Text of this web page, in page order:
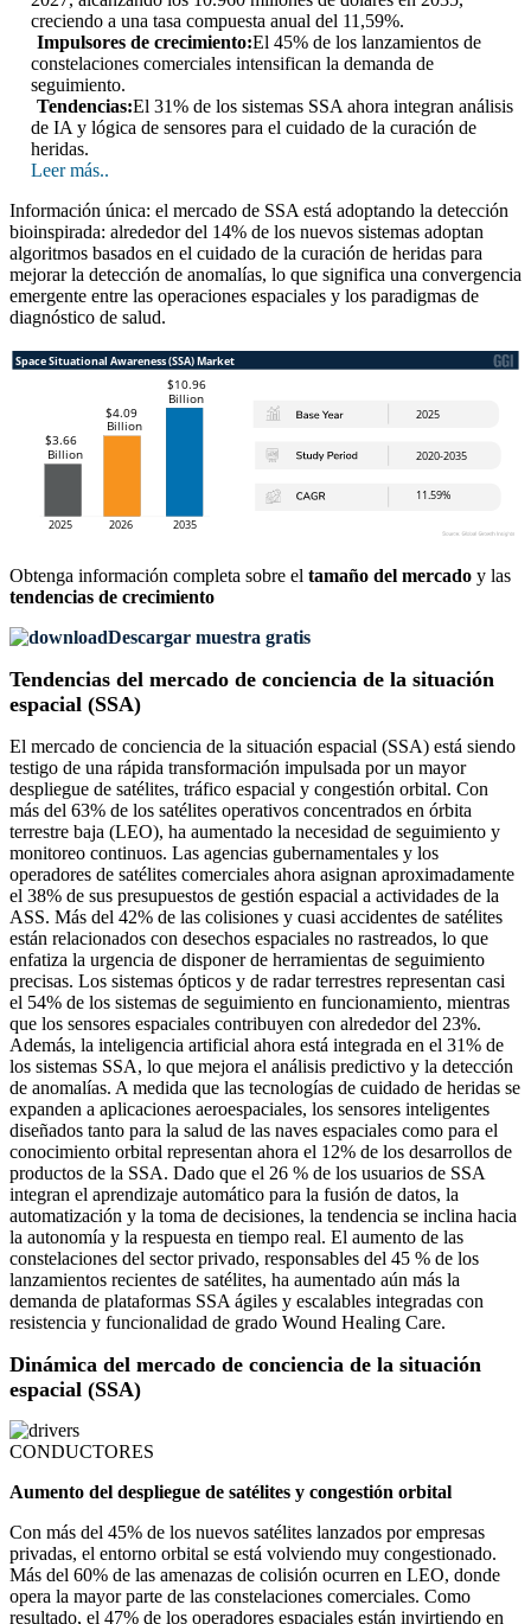
creciendo a una tasa compuesta anual del 11,59%.
Impulsores de crecimiento:El 45% de los lanzamientos de
constelaciones comerciales intensifican la demanda de
seguimiento.
Tendencias:El 31% de los sistemas SSA ahora integran análisis
de IA y lógica de sensores para el cuidado de la curación de
heridas.
Leer más..
Información única: el mercado de SSA está adoptando la detección
bioinspirada: alrededor del 14% de los nuevos sistemas adoptan
algoritmos basados ​​en el cuidado de la curación de heridas para
mejorar la detección de anomalías, lo que significa una convergencia
emergente entre las operaciones espaciales y los paradigmas de
diagnóstico de salud.
Obtenga información completa sobre el tamaño del mercado y las
tendencias de crecimiento
Descargar muestra gratis
Tendencias del mercado de conciencia de la situación
espacial (SSA)
El mercado de conciencia de la situación espacial (SSA) está siendo
testigo de una rápida transformación impulsada por un mayor
despliegue de satélites, tráfico espacial y congestión orbital. Con
más del 63% de los satélites operativos concentrados en órbita
terrestre baja (LEO), ha aumentado la necesidad de seguimiento y
monitoreo continuos. Las agencias gubernamentales y los
operadores de satélites comerciales ahora asignan aproximadamente
el 38% de sus presupuestos de gestión espacial a actividades de la
ASS. Más del 42% de las colisiones y cuasi accidentes de satélites
están relacionados con desechos espaciales no rastreados, lo que
enfatiza la urgencia de disponer de herramientas de seguimiento
precisas. Los sistemas ópticos y de radar terrestres representan casi
el 54% de los sistemas de seguimiento en funcionamiento, mientras
que los sensores espaciales contribuyen con alrededor del 23%.
Además, la inteligencia artificial ahora está integrada en el 31% de
los sistemas SSA, lo que mejora el análisis predictivo y la detección
de anomalías. A medida que las tecnologías de cuidado de heridas se
expanden a aplicaciones aeroespaciales, los sensores inteligentes
diseñados tanto para la salud de las naves espaciales como para el
conocimiento orbital representan ahora el 12% de los desarrollos de
productos de la SSA. Dado que el 26 % de los usuarios de SSA
integran el aprendizaje automático para la fusión de datos, la
automatización y la toma de decisiones, la tendencia se inclina hacia
la autonomía y la respuesta en tiempo real. El aumento de las
constelaciones del sector privado, responsables del 45 % de los
lanzamientos recientes de satélites, ha aumentado aún más la
demanda de plataformas SSA ágiles y escalables integradas con
resistencia y funcionalidad de grado Wound Healing Care.
Dinámica del mercado de conciencia de la situación
espacial (SSA)
CONDUCTORES
Aumento del despliegue de satélites y congestión orbital
Con más del 45% de los nuevos satélites lanzados por empresas
privadas, el entorno orbital se está volviendo muy congestionado.
Más del 60% de las amenazas de colisión ocurren en LEO, donde
opera la mayor parte de las constelaciones comerciales. Como
resultado, el 47% de los operadores espaciales están invirtiendo en